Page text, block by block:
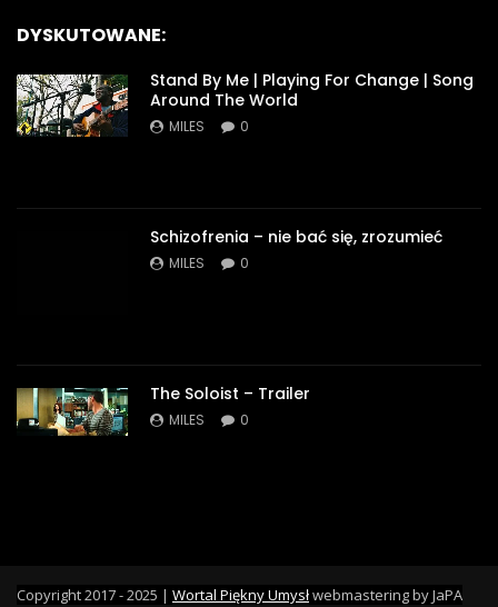
DYSKUTOWANE:
Stand By Me | Playing For Change | Song
Around The World
MILES 0
Schizofrenia – nie bać się, zrozumieć
MILES 0
The Soloist – Trailer
MILES 0
Copyright 2017 - 2025 | Wortal Piękny Umysłwebmastering by JaPA